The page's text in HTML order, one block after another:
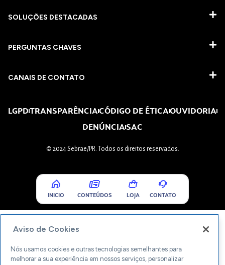
SOLUÇÕES DESTACADAS
PERGUNTAS CHAVES​
CANAIS DE CONTATO
LGPDTRANSPARÊNCIACÓDIGO DE ÉTICAOUVIDORIA
DENÚNCIASAC
© 2024 Sebrae/PR. Todos os direitos reservados.
INICIO CONTEÚDOS LOJA CONTATO
Aviso de Cookies
Nós usamos cookies e outras tecnologias semelhantes para
melhorar a sua experiência em nossos serviços, personalizar